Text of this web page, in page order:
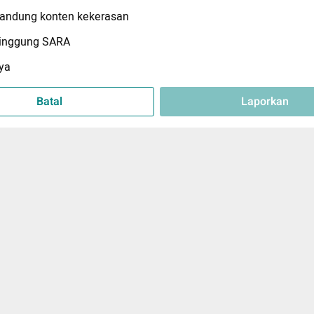
konten kekerasan
SARA
Batal Laporkan